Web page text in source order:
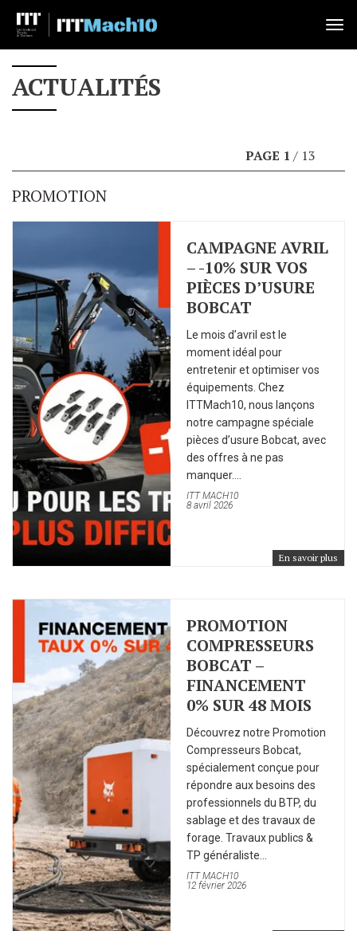
ACTUALITÉS
PAGE 1 / 13
PROMOTION
CAMPAGNE AVRIL
– -10% SUR VOS
PIÈCES D’USURE
BOBCAT
Le mois d’avril est le
moment idéal pour
entretenir et optimiser vos
équipements. Chez
ITTMach10, nous lançons
notre campagne spéciale
pièces d’usure Bobcat, avec
des offres à ne pas
manquer....
ITT MACH10
8 avril 2026
En savoir plus
PROMOTION
COMPRESSEURS
BOBCAT –
FINANCEMENT
0% SUR 48 MOIS
Découvrez notre Promotion
Compresseurs Bobcat,
spécialement conçue pour
répondre aux besoins des
professionnels du BTP, du
sablage et des travaux de
forage. Travaux publics &
TP généraliste...
ITT MACH10
12 février 2026